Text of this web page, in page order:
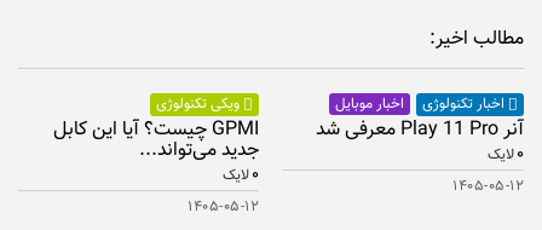
مطالب اخیر:
اخبار تکنولوژی اخبار موبایل
آنر Play 11 Pro معرفی شد
۰لایک
۱۴۰۵-۰۵-۱۲
ویکی تکنولوژی
GPMI چیست؟ آیا این کابل
جدید می‌تواند...
۰لایک
۱۴۰۵-۰۵-۱۲